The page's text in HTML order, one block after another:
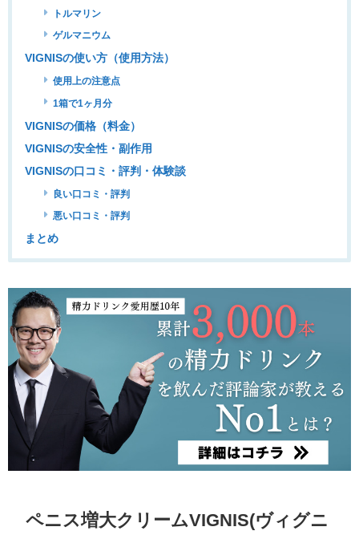
トルマリン
ゲルマニウム
VIGNISの使い方（使用方法）
使用上の注意点
1箱で1ヶ月分
VIGNISの価格（料金）
VIGNISの安全性・副作用
VIGNISの口コミ・評判・体験談
良い口コミ・評判
悪い口コミ・評判
まとめ
ペニス増大クリームVIGNIS(ヴィグニ